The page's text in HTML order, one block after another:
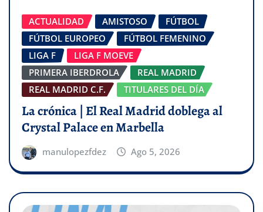
ACTUALIDAD AMISTOSO
FÚTBOL
FÚTBOL EUROPEO
FÚTBOL FEMENINO
LIGA F
LIGA F MOEVE
PRIMERA IBERDROLA
REAL MADRID
REAL MADRID C.F.
TITULARES DEL DÍA
La crónica | El Real Madrid doblega al
Crystal Palace en Marbella
manulopezfdez Ago 5, 2026